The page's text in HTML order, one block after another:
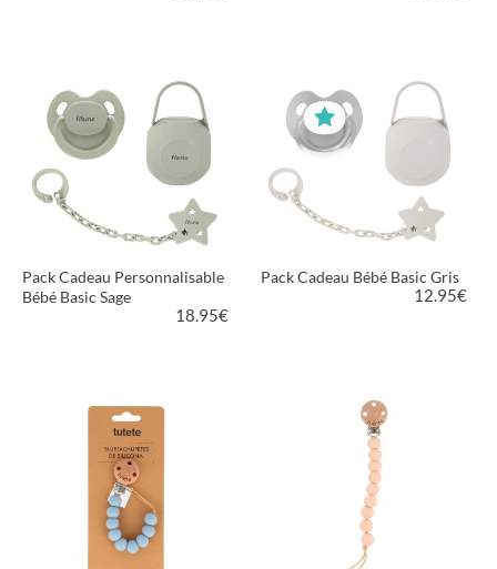
VOIR LE PRODUIT VOIR LE PRODUIT
Pack Cadeau Personnalisable
Bébé Basic Sage
18.95€
VOIR LE PRODUIT
Pack Cadeau Bébé Basic Gris
12.95€
VOIR LE PRODUIT